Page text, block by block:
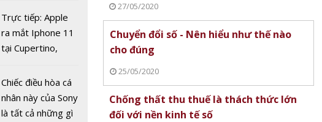
Dự báo giá vàng
ngày 17/5: Cơ hội
‘bùng nổ’
tranh cãi về nguồn
gốc
Trực tiếp: Apple
ra mắt Iphone 11
tại Cupertino,
Chiếc điều hòa cá
nhân này của Sony
là tất cả những gì
27/05/2020
Chuyển đổi số - Nên hiểu như thế nào
cho đúng
25/05/2020
Chống thất thu thuế là thách thức lớn
đối với nền kinh tế số